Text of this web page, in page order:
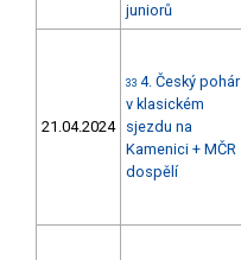
juniorů
21.04.2024
33 4. Český pohár
v klasickém
sjezdu na
Kamenici + MČR
dospělí